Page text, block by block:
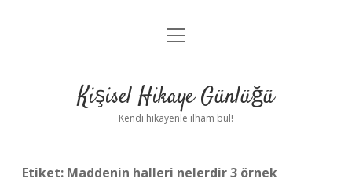
Anasayfa
Yasal Uyarı
menüyü
Kişisel Hikaye Günlüğü
Kendi hikayenle ilham bul!
Etiket: Maddenin halleri nelerdir 3 örnek